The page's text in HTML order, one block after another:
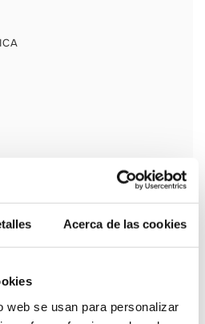
Acerca de las cookies
web se usan para personalizar